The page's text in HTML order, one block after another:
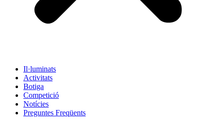
Il·luminats
Activitats
Botiga
Competició
Notícies
Preguntes Freqüents